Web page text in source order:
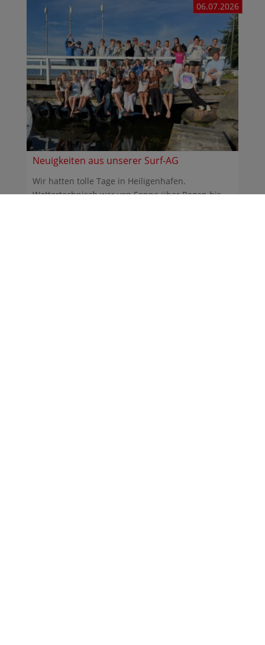
Neuigkeiten aus unserer Surf-AG
06.07.2026
Wir hatten tolle Tage in Heiligenhafen.
Wettertechnisch war von Sonne über Regen bis